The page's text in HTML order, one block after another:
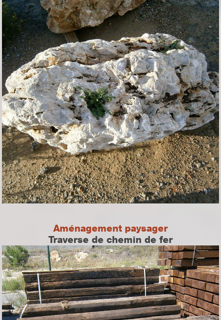
Aménagement paysager
Traverse de chemin de fer